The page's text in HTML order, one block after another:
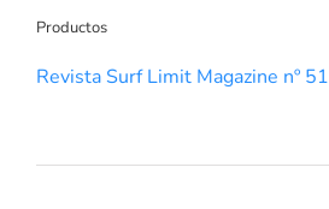
Productos
Revista Surf Limit Magazine nº 51